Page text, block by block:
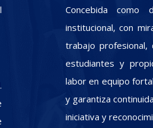
Concebida como
institucional, con
trabajo
estudiantes y
labor en equipo
y garantiza
iniciativa y